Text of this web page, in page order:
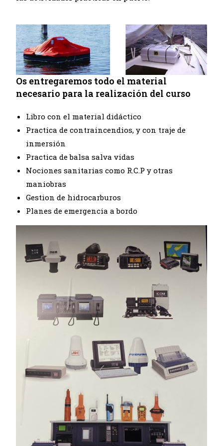
Os entregaremos todo el material
necesario para la realización del curso
Libro con el material didáctico
Practica de contraincendios, y con traje de
inmersión
Practica de balsa salva vidas
Nociones sanitarias como R.C.P y otras
maniobras
Gestion de hidrocarburos
Planes de emergencia a bordo